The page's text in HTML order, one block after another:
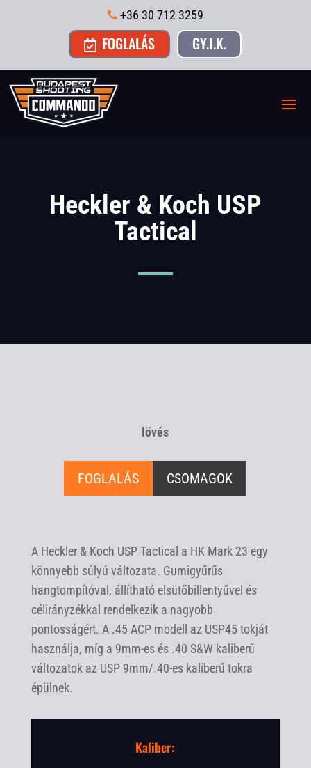
 +36 30 712 3259
 FOGLALÁS GY.I.K.
Heckler & Koch USP
Tactical
lövés
FOGLALÁS CSOMAGOK
A Heckler & Koch USP Tactical a HK Mark 23 egy
könnyebb súlyú változata. Gumigyűrűs
hangtompítóval, állítható elsütőbillentyűvel és
célirányzékkal rendelkezik a nagyobb
pontosságért. A .45 ACP modell az USP45 tokját
használja, míg a 9mm-es és .40 S&W kaliberű
változatok az USP 9mm/.40-es kaliberű tokra
épülnek.
Kaliber: